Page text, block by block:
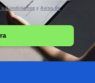
y CondicionesyAviso de